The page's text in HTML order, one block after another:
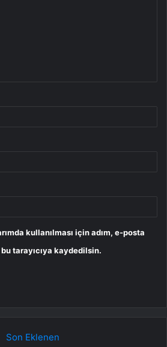
kullanılması için adım, e-posta
tarayıcıya kaydedilsin.
Son Eklenen